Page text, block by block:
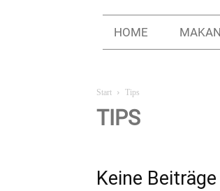
HOME
Start Tips
TIPS
Keine